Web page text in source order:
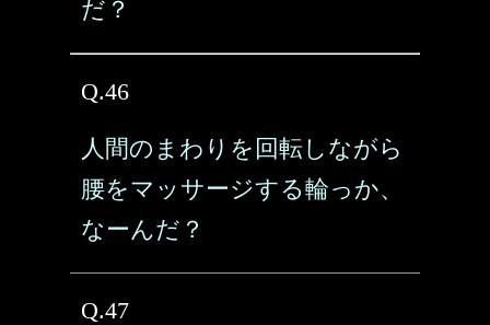
だ？
Q.46
人間のまわりを回転しながら
腰をマッサージする輪っか、
なーんだ？
Q.47